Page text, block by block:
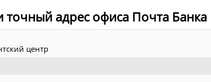
адрес офиса Почта Банка
центр